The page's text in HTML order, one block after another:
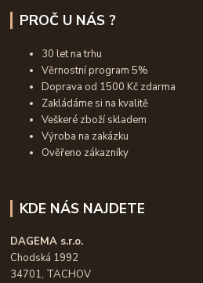
PROČ U NÁS ?
30 let na trhu
Věrnostní program 5%
Doprava od 1500 Kč zdarma
Zakládáme si na kvalitě
Veškeré zboží skladem
Výroba na zakázku
Ověřeno zákazníky
KDE NÁS NAJDETE
DAGEMA s.r.o.
Chodská 1992
34701, TACHOV